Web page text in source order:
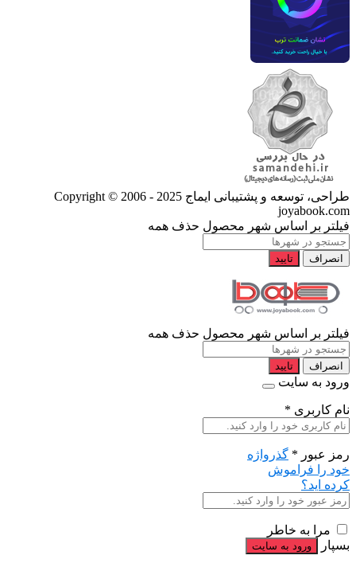
طراحی، توسعه و پشتیبانی ایماج Copyright © 2006 - 2025
joyabook.com
فیلتر بر اساس شهر محصول حذف همه
انصراف تایید
فیلتر بر اساس شهر محصول حذف همه
انصراف تایید
ورود به سایت
نام کاربری *
رمز عبور * گذرواژه
خود را فراموش
کرده اید؟
مرا به خاطر
بسپار